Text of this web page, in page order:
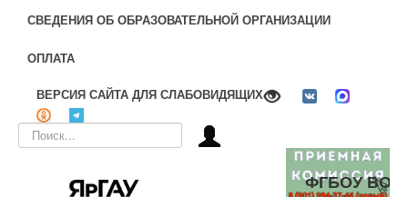
СВЕДЕНИЯ ОБ ОБРАЗОВАТЕЛЬНОЙ ОРГАНИЗАЦИИ
ОПЛАТА
ВЕРСИЯ САЙТА ДЛЯ СЛАБОВИДЯЩИХ
Искать...
ФГБОУ ВО